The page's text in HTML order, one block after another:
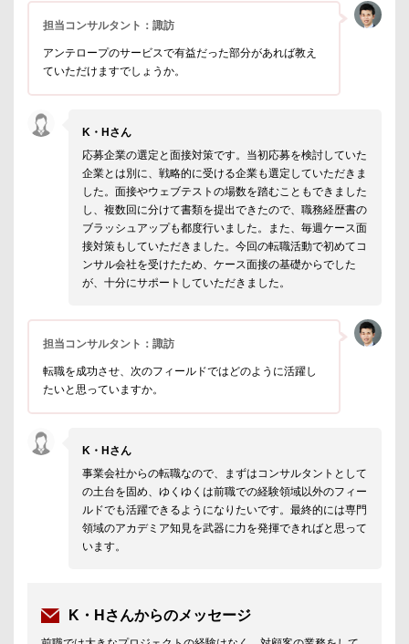
担当コンサルタント：諏訪
アンテロープのサービスで有益だった部分があれば教え
ていただけますでしょうか。
K・Hさん
応募企業の選定と面接対策です。当初応募を検討していた
企業とは別に、戦略的に受ける企業も選定していただきま
した。面接やウェブテストの場数を踏むこともできました
し、複数回に分けて書類を提出できたので、職務経歴書の
ブラッシュアップも都度行いました。また、毎週ケース面
接対策もしていただきました。今回の転職活動で初めてコ
ンサル会社を受けたため、ケース面接の基礎からでした
が、十分にサポートしていただきました。
担当コンサルタント：諏訪
転職を成功させ、次のフィールドではどのように活躍し
たいと思っていますか。
K・Hさん
事業会社からの転職なので、まずはコンサルタントとして
の土台を固め、ゆくゆくは前職での経験領域以外のフィー
ルドでも活躍できるようになりたいです。最終的には専門
領域のアカデミア知見を武器に力を発揮できればと思って
います。
K・Hさんからのメッセージ